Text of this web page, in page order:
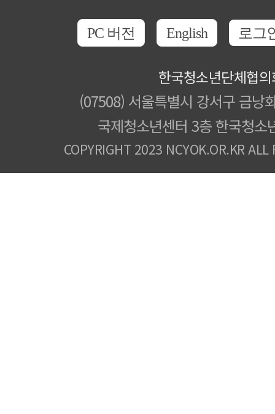
PC 버전 English 로그
한국청소년단체협
(07508) 서울특별시 강서구 금낭
국제청소년센터 3층 한국청소
COPYRIGHT 2023 NCYOK.OR.KR ALL